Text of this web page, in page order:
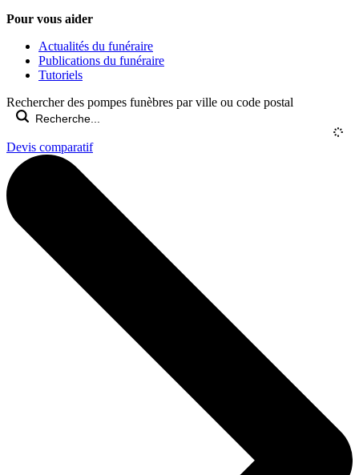
Pour vous aider
Actualités du funéraire
Publications du funéraire
Tutoriels
Rechercher des pompes funèbres par ville ou code postal
Devis comparatif